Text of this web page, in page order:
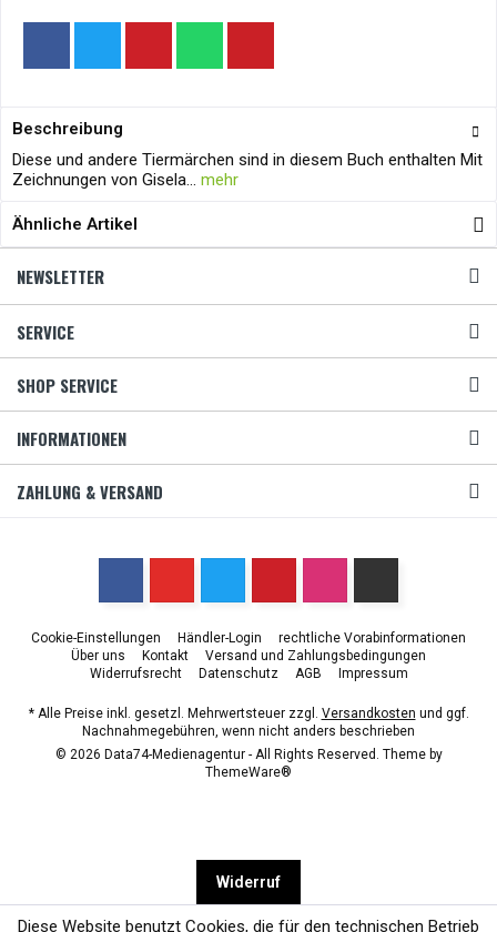
Beschreibung
Diese und andere Tiermärchen sind in diesem Buch enthalten Mit
Zeichnungen von Gisela... mehr
Ähnliche Artikel
NEWSLETTER
SERVICE
SHOP SERVICE
INFORMATIONEN
ZAHLUNG & VERSAND
Cookie-Einstellungen Händler-Login
rechtliche Vorabinformationen
Über uns
Kontakt
Versand und Zahlungsbedingungen
Widerrufsrecht
Datenschutz AGB Impressum
* Alle Preise inkl. gesetzl. Mehrwertsteuer zzgl. Versandkosten und ggf.
Nachnahmegebühren, wenn nicht anders beschrieben
© 2026 Data74-Medienagentur - All Rights Reserved. Theme by
ThemeWare®
Widerruf
Diese Website benutzt Cookies, die für den technischen Betrieb